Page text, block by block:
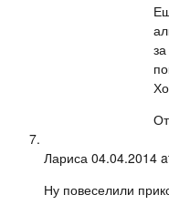
Лариса 04.04.2014
Ну повеселили